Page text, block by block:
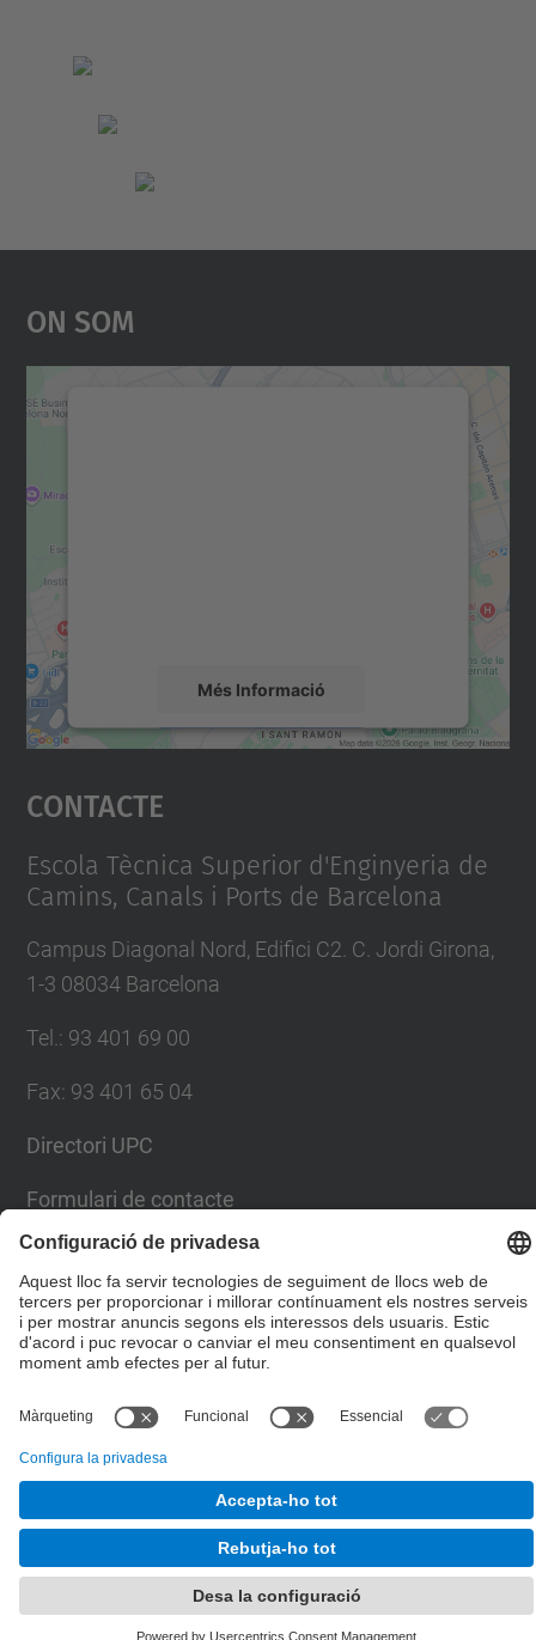
On Som
Més Informació
Accepta
powered by
Contacte
Escola Tècnica Superior d'Enginyeria de
Camins, Canals i Ports de Barcelona
Campus Diagonal Nord, Edifici C2. C. Jordi Girona,
1-3 08034 Barcelona
Tel.: 93 401 69 00
Fax: 93 401 65 04
Directori UPC
Formulari de contacte
© UPCEscola Tècnica Superior d'Enginyers de Camins,
Canals i Ports de Barcelona
Desenvolupat amb
Mapa del lloc
Accessibilitat
Configuració de privadesa